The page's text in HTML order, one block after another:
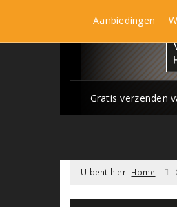
Gratis verzenden
Aanbiedingen
U bent hier: Home